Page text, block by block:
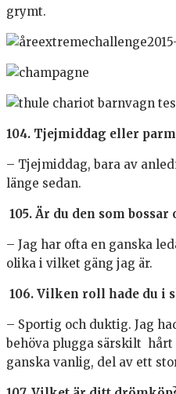
grymt.
104. Tjejmiddag eller
– Tjejmiddag, bara av
länge sedan.
105. Är du den som
– Jag har ofta en ganska
olika i vilket gäng jag är.
106. Vilken roll hade du i
– Sportig och duktig. Jag
behöva plugga särskilt
ganska vanlig, del av ett